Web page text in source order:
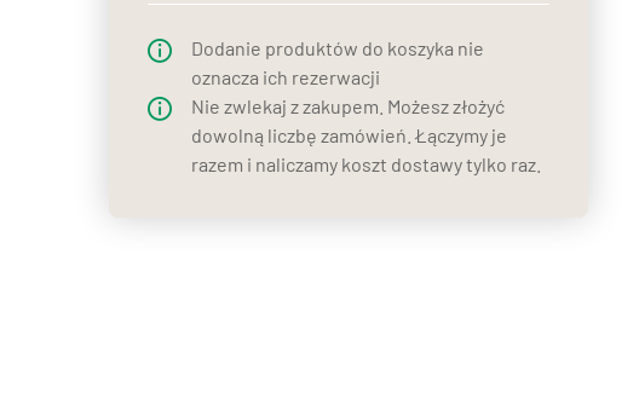
Dodanie produktów do koszyka nie
oznacza ich rezerwacji
Nie zwlekaj z zakupem. Możesz złożyć
dowolną liczbę zamówień. Łączymy je
razem i naliczamy koszt dostawy tylko raz.